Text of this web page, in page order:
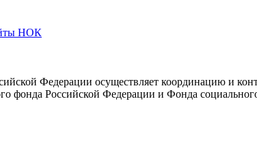
НОК
Федерации осуществляет координацию и
фонда Российской Федерации и Фонда